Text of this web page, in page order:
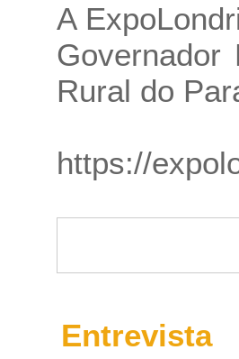
A
Rural do
https://
Entrevista